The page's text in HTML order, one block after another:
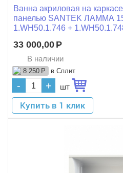
Ванна акриловая на
панелью SANTEK ЛАММА
1.WH50.1.746 +
33 000,00 Р
В наличии
8 250 Р в Сплит
- + шт
Купить в 1 клик